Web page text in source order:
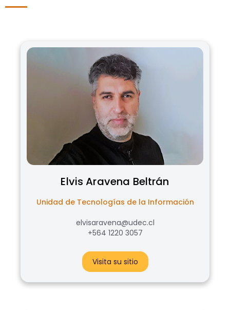
Elvis Aravena Beltrán
Unidad de Tecnologías de la Información
elvisaravena@udec.cl
+564 1220 3057
Visita su sitio